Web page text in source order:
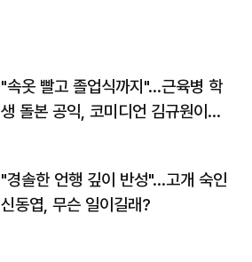
"속옷 빨고 졸업식까지"…근육병 학
생 돌본 공익, 코미디언 김규원이었
"경솔한 언행 깊이 반성"…고개 숙인
신동엽, 무슨 일이길래?